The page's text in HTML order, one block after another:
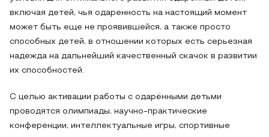
включая детей, чья одаренность на настоящий момент
может быть еще не проявившейся, а также просто
способных детей, в отношении которых есть серьезная
надежда на дальнейший качественный скачок в развитии
их способностей.
С целью активации работы с одарёнными детьми
проводятся олимпиады, научно-практические
конференции, интеллектуальные игры, спортивные